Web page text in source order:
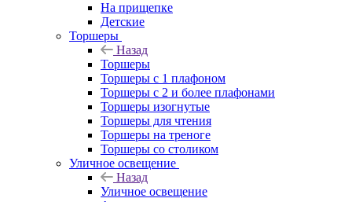
На прищепке
Детские
Торшеры
Назад
Торшеры
Торшеры с 1 плафоном
Торшеры с 2 и более плафонами
Торшеры изогнутые
Торшеры для чтения
Торшеры на треноге
Торшеры со столиком
Уличное освещение
Назад
Уличное освещение